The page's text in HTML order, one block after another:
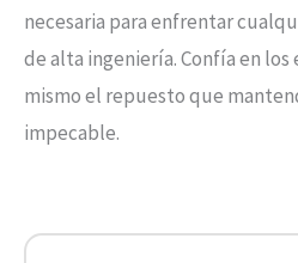
necesaria para enfrentar
de alta ingeniería. Confía en
mismo el repuesto que
impecable.